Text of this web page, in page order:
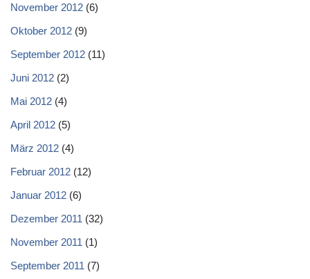
November 2012 (6)
Oktober 2012 (9)
September 2012 (11)
Juni 2012 (2)
Mai 2012 (4)
April 2012 (5)
März 2012 (4)
Februar 2012 (12)
Januar 2012 (6)
Dezember 2011 (32)
November 2011 (1)
September 2011 (7)